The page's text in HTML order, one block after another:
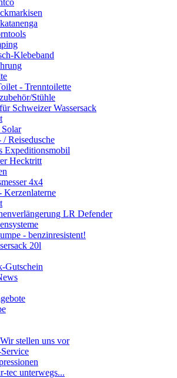
Klebeband
- Trenntoilette
Stühle
Schweizer Wassersack
/ Reisedusche
Expeditionsmobil
Hecktritt
4x4
Kerzenlaterne
LR Defender
- benzinresistent!
20l
Gutschein
stellen uns vor
tec unterwegs...